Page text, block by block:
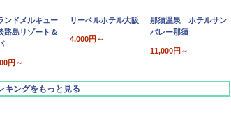
ンドメルキュー
路島リゾート＆
円～
リーベルホテル大阪
4,000円～
那須温泉 ホテルサン
バレー那須
11,000円～
キングをもっと見る